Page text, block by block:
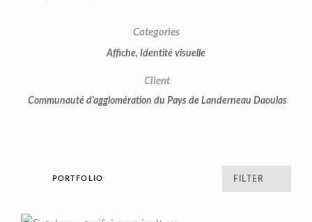
Categories
Affiche, Identité visuelle
Client
Communauté d'agglomération du Pays de Landerneau Daoulas
PORTFOLIO FILTER